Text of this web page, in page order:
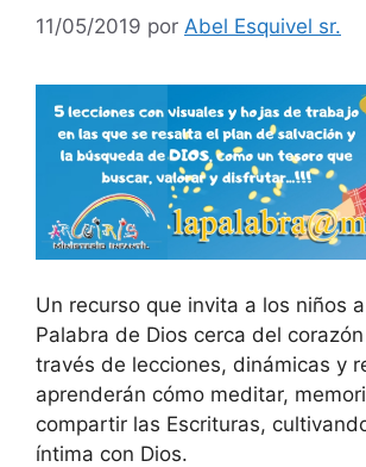
11/05/2019 por Abel Esquivel sr.
Un recurso que invita a los niños
Palabra de Dios cerca del
través de lecciones, dinámicas y
aprenderán cómo meditar,
compartir las Escrituras,
íntima con Dios.